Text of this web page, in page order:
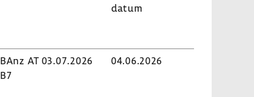
datum
BAnz AT 03.07.2026
B7
04.06.2026